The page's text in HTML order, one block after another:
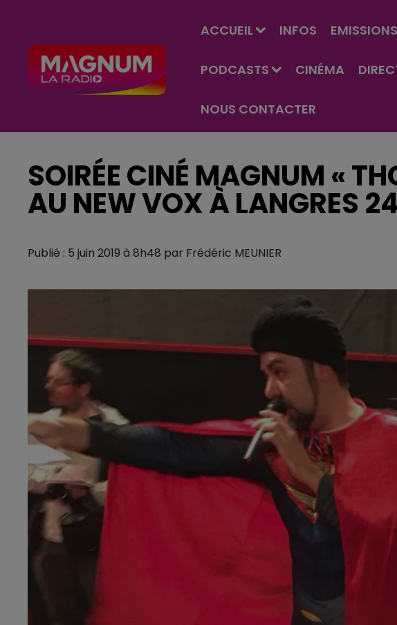
ACCUEIL INFOS EMISSIONS
PODCASTS CINÉMA
NOUS CONTACTER
SOIRÉE CINÉ MAGNUM «
AU NEW VOX À LANGRES
Publié : 5 juin 2019 à 8h48 par Frédéric MEUNIER